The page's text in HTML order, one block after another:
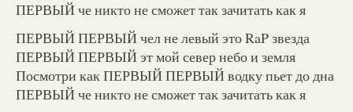
ПЕРВЫЙ че никто не сможет так зачитать как я
ПЕРВЫЙ ПЕРВЫЙ чел не левый это RaP звезда
ПЕРВЫЙ ПЕРВЫЙ эт мой север небо и земля
Посмотри как ПЕРВЫЙ ПЕРВЫЙ водку пьет до дна
ПЕРВЫЙ че никто не сможет так зачитать как я